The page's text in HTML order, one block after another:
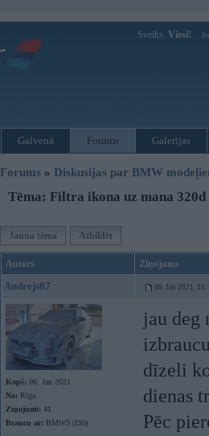
Sveiks, Viesi!
Galvenā Forums Galerijas
Forums » Diskusijas par BMW
Tēma: Filtra ikona uz mana 320d
Jauna tēma Atbildēt
Autors Ziņojums
Andrejs87 06. Jan 2021,
Kopš: 06. Jan 2021
No: Rīga
Ziņojumi: 41
Braucu ar: BMW3 (f30)
jau deg
dīzeli
dienas
Pēc